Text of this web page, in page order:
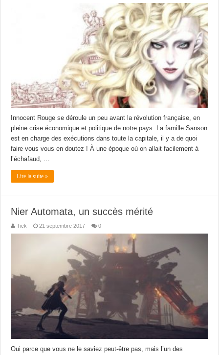
Innocent Rouge se déroule un peu avant la révolution française, en
pleine crise économique et politique de notre pays. La famille Sanson
est en charge des exécutions dans toute la capitale, il y a de quoi
faire vous vous en doutez ! À une époque où on allait facilement à
l’échafaud, …
Lire la suite »
Nier Automata, un succès mérité
Tick 21 septembre 2017 0
Oui parce que vous ne le saviez peut-être pas, mais l’un des